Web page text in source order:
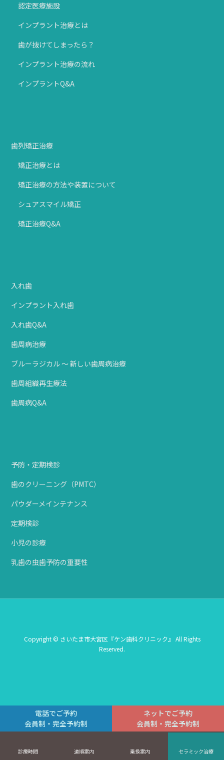
認定医療施設
インプラント治療とは
歯が抜けてしまったら？
インプラント治療の流れ
インプラントQ&A
歯列矯正治療
矯正治療とは
矯正治療の方法や装置について
シュアスマイル矯正
矯正治療Q&A
入れ歯
インプラント入れ歯
入れ歯Q&A
歯周病治療
ブルーラジカル ～ 新しい歯周病治療
歯周組織再生療法
歯周病Q&A
予防・定期検診
歯のクリーニング（PMTC）
パウダーメインテナンス
定期検診
小児の診療
乳歯の虫歯予防の重要性
Copyright © さいたま市大宮区『ケン歯科クリニック』 All Rights
Reserved.
セラミック治療
乗換案内
道順案内
診療時間
電話でご予約
会員制・完全予約制
ネットでご予約
会員制・完全予約制